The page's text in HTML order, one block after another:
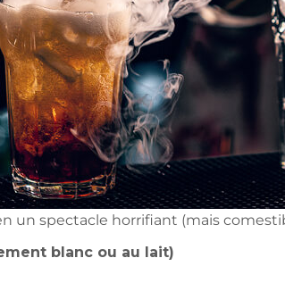
un spectacle horrifiant (mais
blanc ou au lait)